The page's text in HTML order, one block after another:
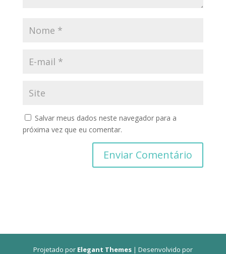
Salvar meus dados neste navegador para a
próxima vez que eu comentar.
Projetado por Elegant Themes| Desenvolvido por